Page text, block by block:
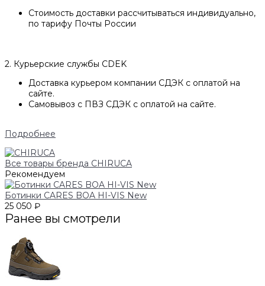
Стоимость доставки рассчитываться индивидуально,
по тарифу Почты России
2. Курьерские службы CDEK
Доставка курьером компании СДЭК с оплатой на
сайте.
Самовывоз с ПВЗ СДЭК с оплатой на сайте.
Подробнее
Все товары бренда CHIRUCA
Рекомендуем
Ботинки CARES BOA HI-VIS New
25 050 ₽
Ранее вы смотрели